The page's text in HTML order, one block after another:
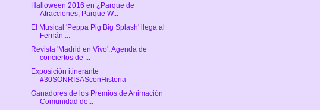
Halloween 2016 en ¿Parque de
Atracciones, Parque W...
El Musical 'Peppa Pig Big Splash' llega al
Fernán ...
Revista 'Madrid en Vivo'. Agenda de
conciertos de ...
Exposición itinerante
#30SONRISASconHistoria
Ganadores de los Premios de Animación
Comunidad de...